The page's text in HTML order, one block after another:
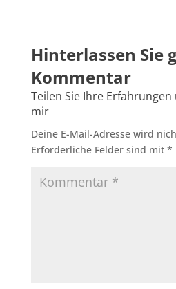
Deine E-Mail-Adresse wird
Erforderliche Felder sind mit *